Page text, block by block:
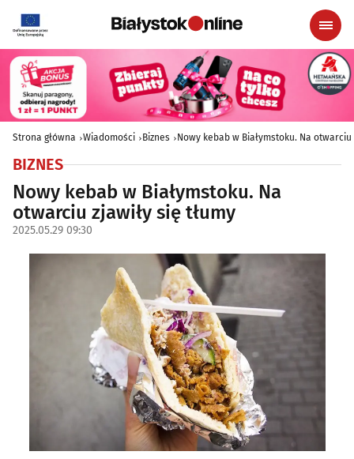
Strona główna Wiadomości Biznes Nowy kebab w Białymstoku. Na otwarciu
BIZNES
Nowy kebab w Białymstoku. Na
otwarciu zjawiły się tłumy
2025.05.29 09:30